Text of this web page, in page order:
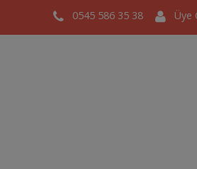
0545 586 35 38 Üye